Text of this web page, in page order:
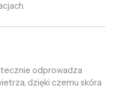
odprowadza
dzięki czemu skóra